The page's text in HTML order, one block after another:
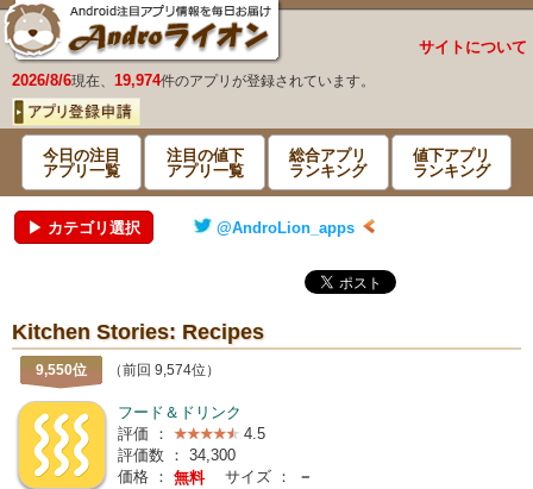
サイトについて
2026/8/6現在、 19,974件のアプリが登録されています。
今日の注目
アプリ一覧
注目の値下
アプリ一覧
総合アプリ
ランキング
値下アプリ
ランキング
▶ カテゴリ選択 @AndroLion_apps
Kitchen Stories: Recipes
9,550位 （前回 9,574位）
フード＆ドリンク
評価 ：
4.5
評価数 ： 34,300
価格 ： 無料 サイズ ：
－